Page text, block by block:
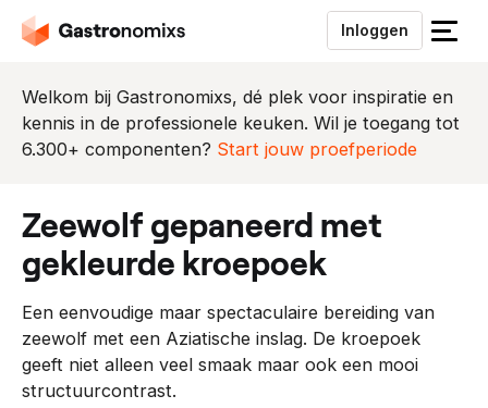
Inloggen
S
u
i
Welkom bij Gastronomixs, dé plek voor inspiratie en
kennis in de professionele keuken. Wil je toegang tot
6.300+ componenten? Start jouw proefperiode
zeewolf gepaneerd met
gekleurde kroepoek
Een eenvoudige maar spectaculaire bereiding van
zeewolf met een Aziatische inslag. De kroepoek
geeft niet alleen veel smaak maar ook een mooi
structuurcontrast.